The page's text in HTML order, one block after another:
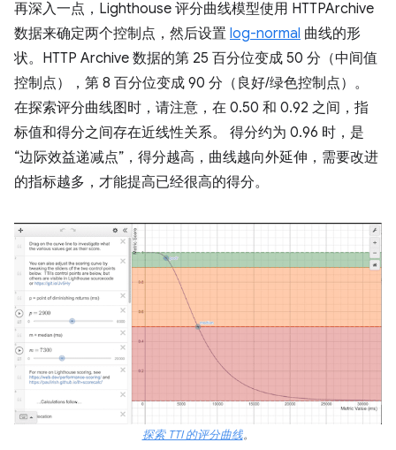
再深入一点，Lighthouse 评分曲线模型使用 HTTPArchive
数据来确定两个控制点，然后设置 log-normal 曲线的形
状。HTTP Archive 数据的第 25 百分位变成 50 分（中间值
控制点），第 8 百分位变成 90 分（良好/绿色控制点）。
在探索评分曲线图时，请注意，在 0.50 和 0.92 之间，指
标值和得分之间存在近线性关系。 得分约为 0.96 时，是
“边际效益递减点”，得分越高，曲线越向外延伸，需要改进
的指标越多，才能提高已经很高的得分。
探索 TTI 的评分曲线。